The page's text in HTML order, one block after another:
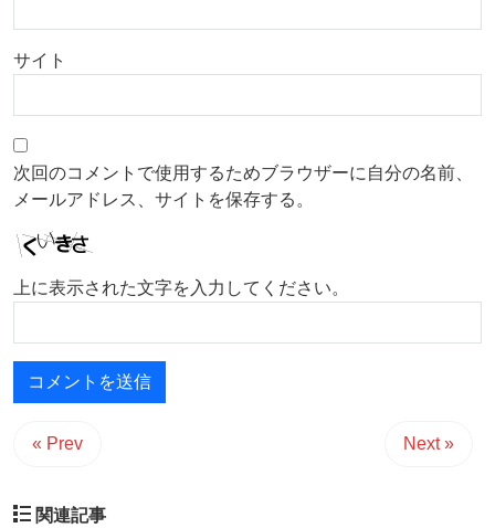
サイト
次回のコメントで使用するためブラウザーに自分の名前、
メールアドレス、サイトを保存する。
上に表示された文字を入力してください。
« Prev Next »
関連記事